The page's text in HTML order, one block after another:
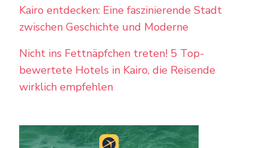
Kairo entdecken: Eine faszinierende Stadt
zwischen Geschichte und Moderne
Nicht ins Fettnäpfchen treten! 5 Top-
bewertete Hotels in Kairo, die Reisende
wirklich empfehlen